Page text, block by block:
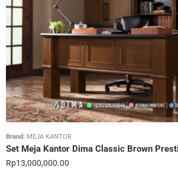
Brand: MEJA KANTOR
Set Meja Kantor Dima Classic Brown
Rp13,000,000.00